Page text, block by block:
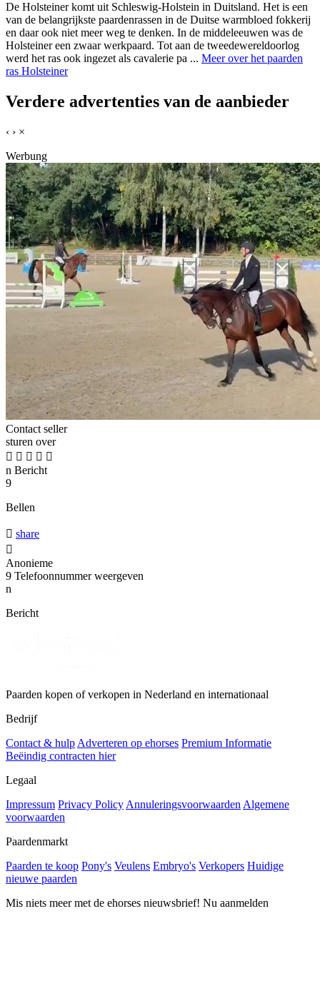
De Holsteiner komt uit Schleswig-Holstein in Duitsland. Het is een
van de belangrijkste paardenrassen in de Duitse warmbloed fokkerij
en daar ook niet meer weg te denken. In de middeleeuwen was de
Holsteiner een zwaar werkpaard. Tot aan de tweedewereldoorlog
werd het ras ook ingezet als cavalerie pa ... Meer over het paarden
ras Holsteiner
Verdere advertenties van de aanbieder
‹ › ×
Werbung
Contact seller
sturen over
    
n Bericht
9
Bellen
 share

Anonieme
9 Telefoonnummer weergeven
n
Bericht
Paarden kopen of verkopen in Nederland en internationaal
Bedrijf
Contact & hulp Adverteren op ehorses Premium Informatie
Beëindig contracten hier
Legaal
Impressum Privacy Policy Annuleringsvoorwaarden Algemene
voorwaarden
Paardenmarkt
Paarden te koop Pony's Veulens Embryo's Verkopers Huidige
nieuwe paarden
Mis niets meer met de ehorses nieuwsbrief! Nu aanmelden